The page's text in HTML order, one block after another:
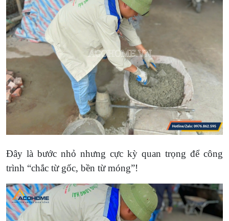
Đây là bước nhỏ nhưng cực kỳ quan trọng để công
trình “chắc từ gốc, bền từ móng”!